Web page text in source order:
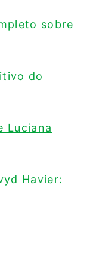
sobre
do
Luciana
Havier: